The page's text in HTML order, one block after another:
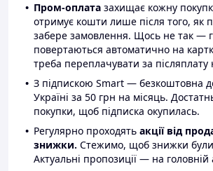
Пром-оплата захищає кожну
отримує кошти лише після того, як
забере замовлення. Щось не так —
повертаються автоматично на
треба переплачувати за післяплату
З підпискою Smart — безкоштовна
Україні за 50 грн на місяць.
покупки, щоб підписка окупилась.
Регулярно проходять акції від
знижки. Стежимо, щоб знижки
Актуальні пропозиції — на головній